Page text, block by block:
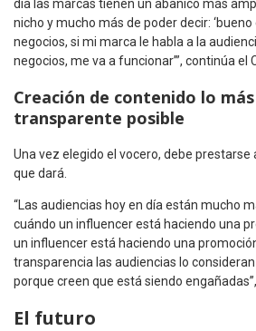
día las marcas tienen un abanico más
nicho y mucho más de poder decir:
negocios, si mi marca le habla a la
negocios, me va a funcionar’”, continúa el
Creación de contenido lo
transparente posible
Una vez elegido el vocero, debe prestarse
que dará.
“Las audiencias hoy en día están mucho
cuándo un influencer está haciendo una
un influencer está haciendo una
transparencia las audiencias lo
porque creen que está siendo
El futuro